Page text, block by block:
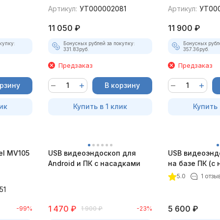
Артикул: УТ000002081
11 050 ₽
Бонусных рублей за покупку:
331.83руб.
Предзаказ
В корзину
Купить в 1 клик
Артикул:
11 900 ₽
Бонусных
357.36руб.
Предзаказ
Купить
MV105
-99%
USB видеоэндоскоп для
Android и ПК с насадками
1 470 ₽ 1 900 ₽ -23%
USB
на базе ПК (с
5.0 1
5 600 ₽